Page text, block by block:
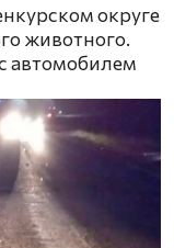
округе
животного.
автомобилем